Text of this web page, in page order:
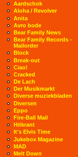
Aardschok
Aloha / Revolver
Anita
Avro bode
Bear Family News
Bear Family Records -
Mailorder
Block
Break-out
Ciao!
Cracked
De Lach
Der Musikmarkt
Diverse muziekbladen
Diversen
Eppo
Fire-Ball Mail
Hitkrant
It's Elvis Time
Jukebox Magazine
MAD
Melt Down